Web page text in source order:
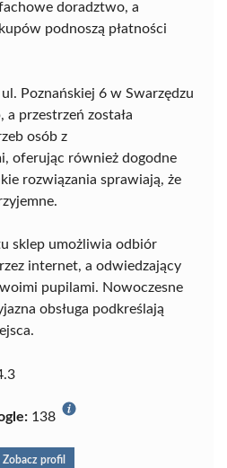
doradztwo, a
podnoszą płatności
Poznańskiej 6 w Swarzędzu
a przestrzeń została
osób z
oferując również dogodne
rozwiązania sprawiają, że
sklep umożliwia odbiór
internet, a odwiedzający
pupilami. Nowoczesne
obsługa podkreślają
138
Zobacz profil